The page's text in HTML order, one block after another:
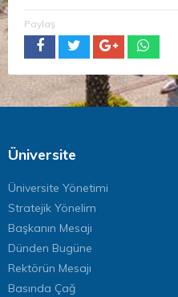
Paylaş
Üniversite
Üniversite Yönetimi
Stratejik Yönelim
Başkanın Mesajı
Dünden Bugüne
Rektörün Mesajı
Basında Çağ